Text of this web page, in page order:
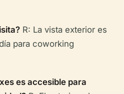
R: La vista exterior es
para coworking
es accesible para